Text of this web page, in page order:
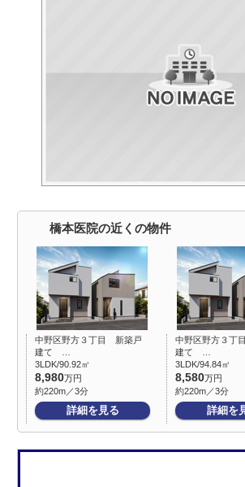
橋本医院の近くの物件
中野区野方３丁目 新築戸
建て …
3LDK/90.92㎡
8,980万円
約220m／3分
詳細を見る
中野区野方３丁
建て …
3LDK/94.84㎡
8,580万円
約220m／3分
詳細を